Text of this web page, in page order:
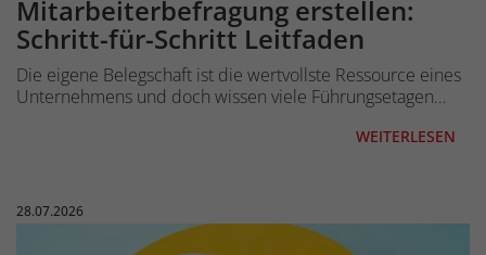
Mitarbeiterbefragung erstellen:
Schritt-für-Schritt Leitfaden
Die eigene Belegschaft ist die wertvollste Ressource eines
Unternehmens und doch wissen viele Führungsetagen…
WEITERLESEN
Veröffentlicht am:
28.07.2026